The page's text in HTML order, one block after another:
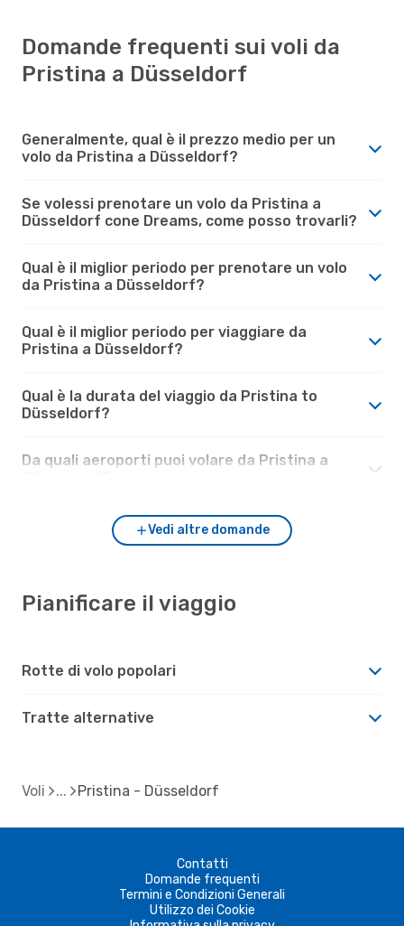
Domande frequenti sui voli da
Pristina a Düsseldorf
Generalmente, qual è il prezzo medio per un
volo da Pristina a Düsseldorf?
Se volessi prenotare un volo da Pristina a
Düsseldorf cone Dreams, come posso trovarli?
Qual è il miglior periodo per prenotare un volo
da Pristina a Düsseldorf?
Qual è il miglior periodo per viaggiare da
Pristina a Düsseldorf?
Qual è la durata del viaggio da Pristina to
Düsseldorf?
Da quali aeroporti puoi volare da Pristina a
Vedi altre domande
Pianificare il viaggio
Rotte di volo popolari
Tratte alternative
Voli Pristina - Düsseldorf
Contatti
Domande frequenti
Termini e Condizioni Generali
Utilizzo dei Cookie